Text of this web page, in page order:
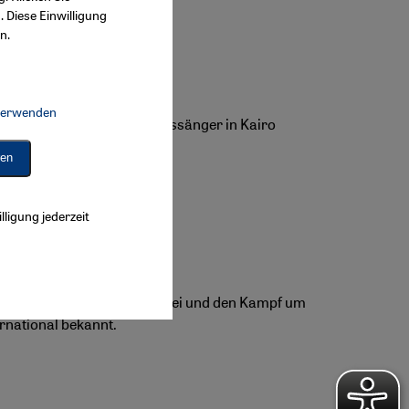
Sudanesische Hochzeitssänger in Kairo
durch Migration, Sklaverei und den Kampf um
bekannt.
Diese Einwilligung
Google Maps Embed, Google Tag Manager, Instagram Embed,
jederzeit